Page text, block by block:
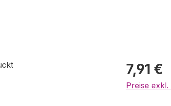
7,91 €
Preise